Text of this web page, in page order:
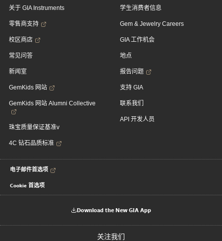
关于 GIA Instruments
零售商支持
校区商店
常见问答
新闻室
GemKids 网站
GemKids 网站 Alumni Collective
珠宝质量保证基准v
4C 钻石品质标准
学生消费者信息
Gem & Jewelry Careers
GIA 工作机会
地点
报告问题
支持 GIA
联系我们
API 开发人员
电子邮件首选项
Cookie 首选项
Download the New GIA App
关注我们